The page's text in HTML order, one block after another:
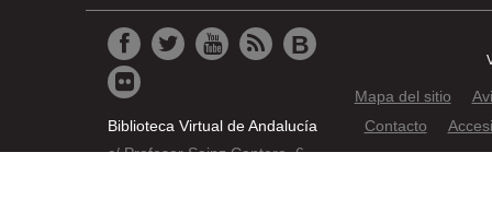
Biblioteca Virtual de Andalucía
c/ Profesor Sainz Cantero, 6
Mapa del sitio
Contacto